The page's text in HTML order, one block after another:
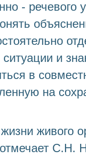
- речевого
и
в
на
живого
С.Н.